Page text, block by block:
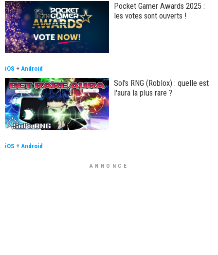
Pocket Gamer Awards 2025 :
les votes sont ouverts !
iOS + Android
Sol's RNG (Roblox) : quelle est
l'aura la plus rare ?
iOS + Android
ANNONCE